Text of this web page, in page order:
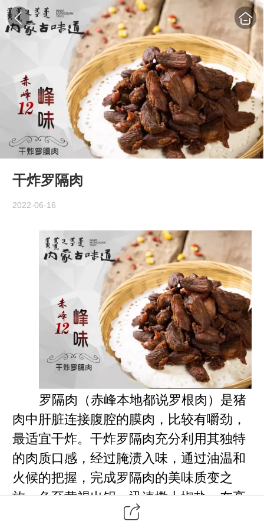
干炸罗隔肉
2022-06-16
罗隔肉（赤峰本地都说罗根肉）是猪
肉中肝脏连接腹腔的膜肉，比较有嚼劲，
最适宜干炸。干炸罗隔肉充分利用其独特
的肉质口感，经过腌渍入味，通过油温和
火候的把握，完成罗隔肉的美味质变之
旅。色至黄褐出锅，迅速撒上椒盐，在高
温融解下再次入味，外脆里韧，干香浓